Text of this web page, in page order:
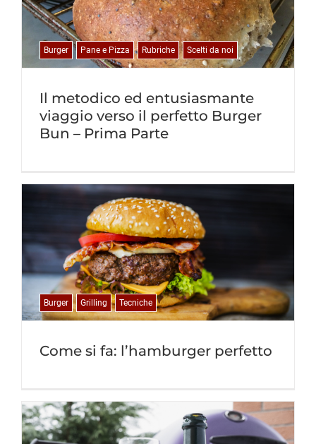
Il metodico ed entusiasmante
viaggio verso il perfetto Burger
Bun – Prima Parte
Burger Pane e Pizza Rubriche Scelti da noi
Come si fa: l’hamburger perfetto
Burger Grilling Tecniche